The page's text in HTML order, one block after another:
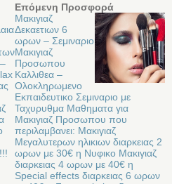
Επόμενη Προσφορά
Μακιγιαζ
Δεκαετιων 6
ωρων – Σεμιναριο
Μακιγιαζ
Προσωπου
Καλλιθεα –
Oλοκληρωμενο
Eκπαιδευτικο Σεμιναριο με
Ταχυρυθμα Μαθηματα για
Μακιγιαζ Προσωπου που
περιλαμβανει: Μακιγιαζ
Μεγαλυτερων ηλικιων διαρκειας 2
ωρων με 30€ η Νυφικο Μακιγιαζ
διαρκειας 4 ωρων με 40€ η
Special effects διαρκειας 6 ωρων